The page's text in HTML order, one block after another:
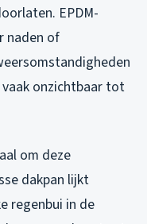
EPDM-
naden of
onzichtbaar tot
om deze
dakpan lijkt
regenbui in de